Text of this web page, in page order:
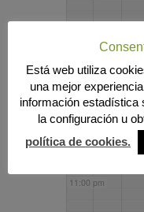
9:00 pm
10:00 pm
11:00 pm
Está web utiliza
una mejor
información estadística
la configuración u
política de cookies.